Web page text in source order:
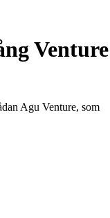
Venture
Agu Venture, som